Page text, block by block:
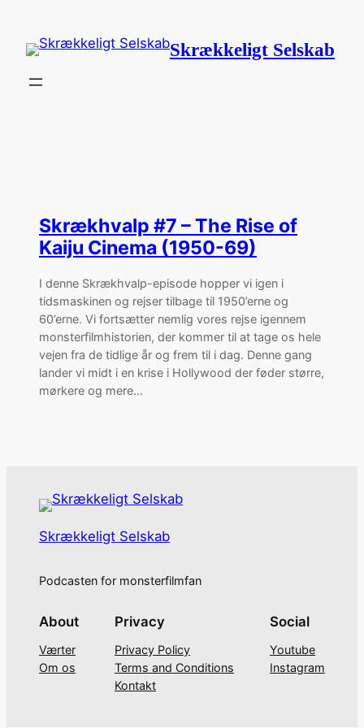
indhold
Skrækkeligt Selskab
Skrækhvalp #7 – The Rise of
Kaiju Cinema (1950-69)
I denne Skrækhvalp-episode hopper vi igen i
tidsmaskinen og rejser tilbage til 1950’erne og
60’erne. Vi fortsætter nemlig vores rejse igennem
monsterfilmhistorien, der kommer til at tage os hele
vejen fra de tidlige år og frem til i dag. Denne gang
lander vi midt i en krise i Hollywood der føder større,
mørkere og mere…
Skrækkeligt Selskab
Podcasten for monsterfilmfan
About
Værter
Om os
Privacy
Privacy Policy
Terms and Conditions
Kontakt
Social
Youtube
Instagram